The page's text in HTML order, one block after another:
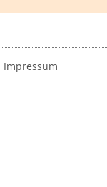
Impressum